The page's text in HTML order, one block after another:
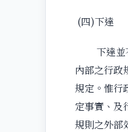
(四)下達
下達並不
內部之行政
規定。惟行
定事實、及
規則之外部